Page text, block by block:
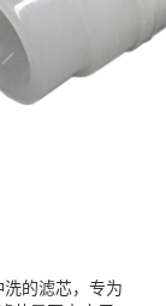
的滤芯，专为